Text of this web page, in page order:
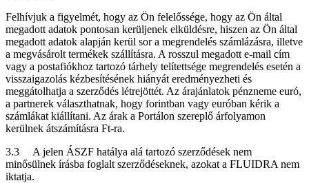
Felhívjuk a figyelmét, hogy az Ön felelőssége, hogy az Ön által
megadott adatok pontosan kerüljenek elküldésre, hiszen az Ön által
megadott adatok alapján kerül sor a megrendelés számlázásra, illetve
a megvásárolt termékek szállításra. A rosszul megadott e-mail cím
vagy a postafiókhoz tartozó tárhely telítettsége megrendelés esetén a
visszaigazolás kézbesítésének hiányát eredményezheti és
meggátolhatja a szerződés létrejöttét. Az árajánlatok pénzneme euró,
a partnerek választhatnak, hogy forintban vagy euróban kérik a
számlákat kiállítani. Az árak a Portálon szereplő árfolyamon
kerülnek átszámításra Ft-ra.
3.3 A jelen ÁSZF hatálya alá tartozó szerződések nem
minősülnek írásba foglalt szerződéseknek, azokat a FLUIDRA nem
iktatja.